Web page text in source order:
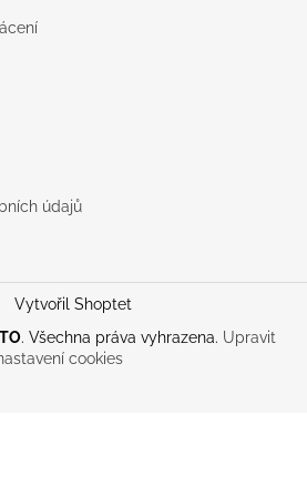
údajů
Vytvořil Shoptet
. Všechna práva vyhrazena. Upravit
cookies